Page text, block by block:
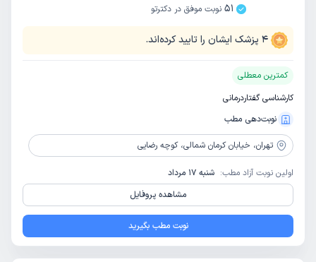
51 نوبت موفق در دکترتو
4 پزشک ایشان را تایید کرده‌اند.
کمترین معطلی
کارشناسی گفتاردرمانی
نوبت‌دهی مطب
تهران، خیابان کرمان شمالی، کوچه رضایی
اولین نوبت آزاد مطب: شنبه 17 مرداد
مشاهده پروفایل
نوبت مطب بگیرید